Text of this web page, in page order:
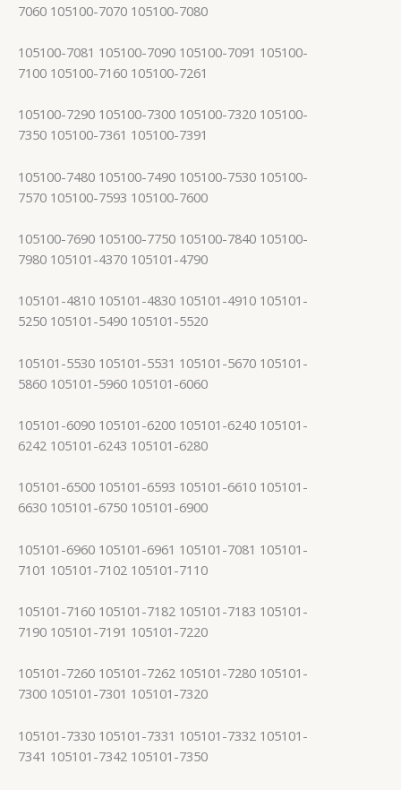
7060 105100-7070 105100-7080
105100-7081 105100-7090 105100-7091 105100-
7100 105100-7160 105100-7261
105100-7290 105100-7300 105100-7320 105100-
7350 105100-7361 105100-7391
105100-7480 105100-7490 105100-7530 105100-
7570 105100-7593 105100-7600
105100-7690 105100-7750 105100-7840 105100-
7980 105101-4370 105101-4790
105101-4810 105101-4830 105101-4910 105101-
5250 105101-5490 105101-5520
105101-5530 105101-5531 105101-5670 105101-
5860 105101-5960 105101-6060
105101-6090 105101-6200 105101-6240 105101-
6242 105101-6243 105101-6280
105101-6500 105101-6593 105101-6610 105101-
6630 105101-6750 105101-6900
105101-6960 105101-6961 105101-7081 105101-
7101 105101-7102 105101-7110
105101-7160 105101-7182 105101-7183 105101-
7190 105101-7191 105101-7220
105101-7260 105101-7262 105101-7280 105101-
7300 105101-7301 105101-7320
105101-7330 105101-7331 105101-7332 105101-
7341 105101-7342 105101-7350